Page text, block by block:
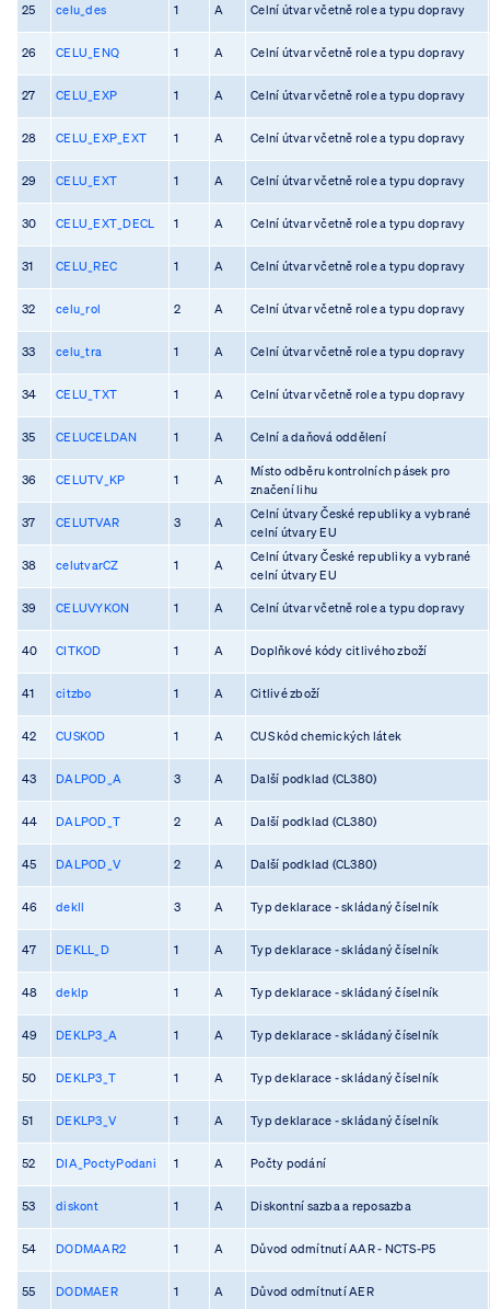
25 celu_des 1 A Celní útvar včetně role a typu dopravy
26 CELU_ENQ 1 A Celní útvar včetně role a typu dopravy
27 CELU_EXP 1 A Celní útvar včetně role a typu dopravy
28 CELU_EXP_EXT 1 A Celní útvar včetně role a typu dopravy
29 CELU_EXT 1 A Celní útvar včetně role a typu dopravy
30 CELU_EXT_DECL 1 A Celní útvar včetně role a typu dopravy
31 CELU_REC 1 A Celní útvar včetně role a typu dopravy
32 celu_rol 2 A Celní útvar včetně role a typu dopravy
33 celu_tra 1 A Celní útvar včetně role a typu dopravy
34 CELU_TXT 1 A Celní útvar včetně role a typu dopravy
35 CELUCELDAN 1 A Celní a daňová oddělení
36 CELUTV_KP 1 A
Místo odběru kontrolních pásek pro
značení lihu
37 CELUTVAR 3 A
Celní útvary České republiky a vybrané
celní útvary EU
38 celutvarCZ 1 A
Celní útvary České republiky a vybrané
celní útvary EU
39 CELUVYKON 1 A Celní útvar včetně role a typu dopravy
40 CITKOD 1 A Doplňkové kódy citlivého zboží
41 citzbo 1 A Citlivé zboží
42 CUSKOD 1 A CUS kód chemických látek
43 DALPOD_A 3 A Další podklad (CL380)
44 DALPOD_T 2 A Další podklad (CL380)
45 DALPOD_V 2 A Další podklad (CL380)
46 dekll 3 A Typ deklarace - skládaný číselník
47 DEKLL_D 1 A Typ deklarace - skládaný číselník
48 deklp 1 A Typ deklarace - skládaný číselník
49 DEKLP3_A 1 A Typ deklarace - skládaný číselník
50 DEKLP3_T 1 A Typ deklarace - skládaný číselník
51 DEKLP3_V 1 A Typ deklarace - skládaný číselník
52 DIA_PoctyPodani 1 A Počty podání
53 diskont 1 A Diskontní sazba a reposazba
54 DODMAAR2 1 A Důvod odmítnutí AAR - NCTS-P5
55 DODMAER 1 A Důvod odmítnutí AER